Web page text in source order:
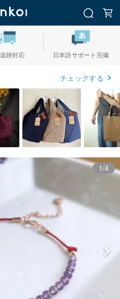
跡対応 日本語サポート完備
チェックする
1/4